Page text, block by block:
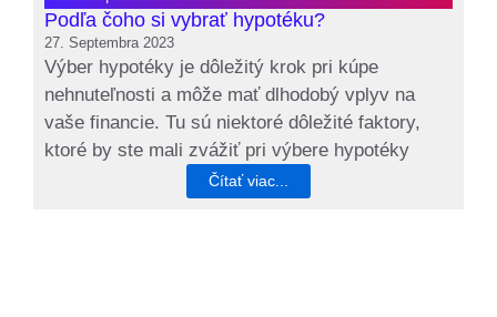
Podľa čoho si vybrať hypotéku?
27. Septembra 2023
Výber hypotéky je dôležitý krok pri kúpe
nehnuteľnosti a môže mať dlhodobý vplyv na
vaše financie. Tu sú niektoré dôležité faktory,
ktoré by ste mali zvážiť pri výbere hypotéky
Čítať viac...